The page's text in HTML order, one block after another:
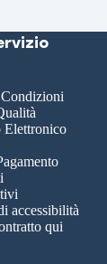
Elettronico
accessibilità
qui